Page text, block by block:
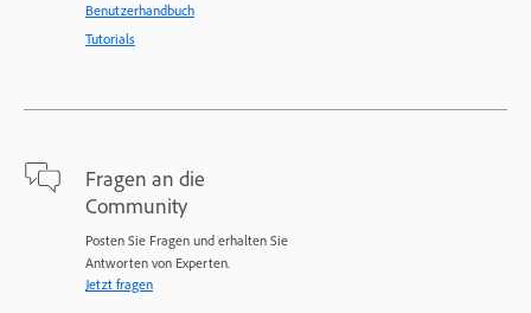
Benutzerhandbuch
Tutorials
Fragen an die
Community
Posten Sie Fragen und erhalten Sie
Antworten von Experten.
Jetzt fragen